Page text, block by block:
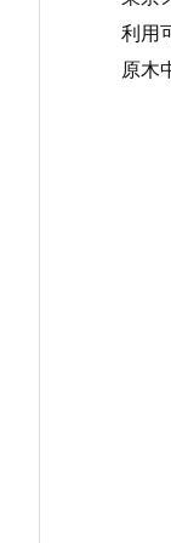
利用
原木